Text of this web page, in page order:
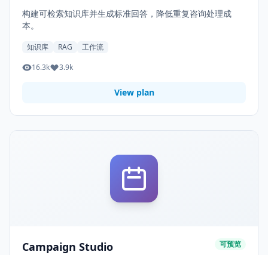
构建可检索知识库并生成标准回答，降低重复咨询处理成
本。
知识库 RAG
工作流
16.3k
3.9k
View plan
Campaign Studio 可预览